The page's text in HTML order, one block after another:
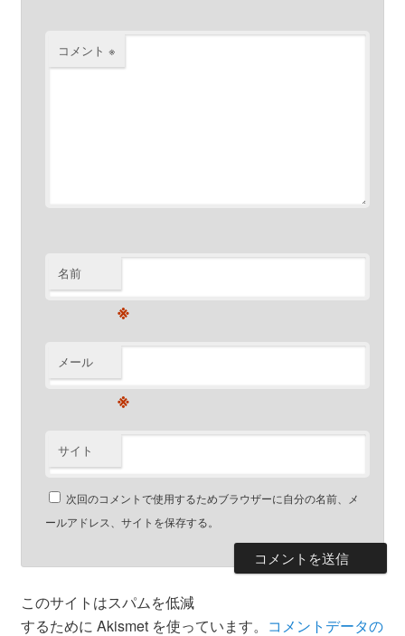
コメント ※
名前
※
メール
※
サイト
次回のコメントで使用するためブラウザーに自分の名前、メ
ールアドレス、サイトを保存する。
このサイトはスパムを低減
するために Akismet を使っています。 コメントデータの